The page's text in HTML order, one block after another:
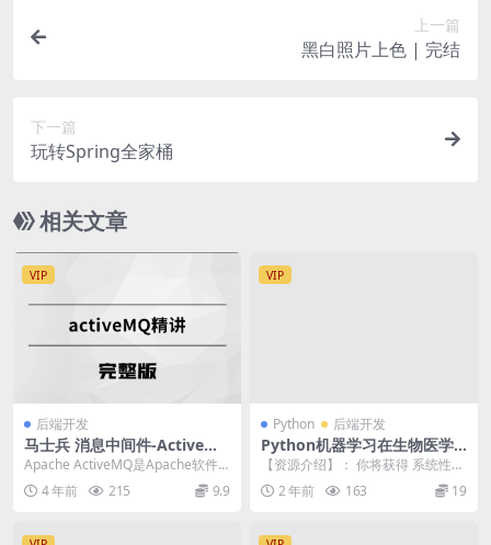
上一篇
黑白照片上色 | 完结
下一篇
玩转Spring全家桶
相关文章
VIP
后端开发
马士兵 消息中间件-ActiveMQ
| 完结
Apache ActiveMQ是Apache软件
基金会所研发的开放源代码消息中
间...4 年前 215 9.9
VIP
Python 后端开发
Python机器学习在生物医学S
CI论文研究中的运用–完全版
【资源介绍】： 你将获得 系统性机
器学习的入门与实战 普通机器学习
模型和机器学习...
2 年前 163 19